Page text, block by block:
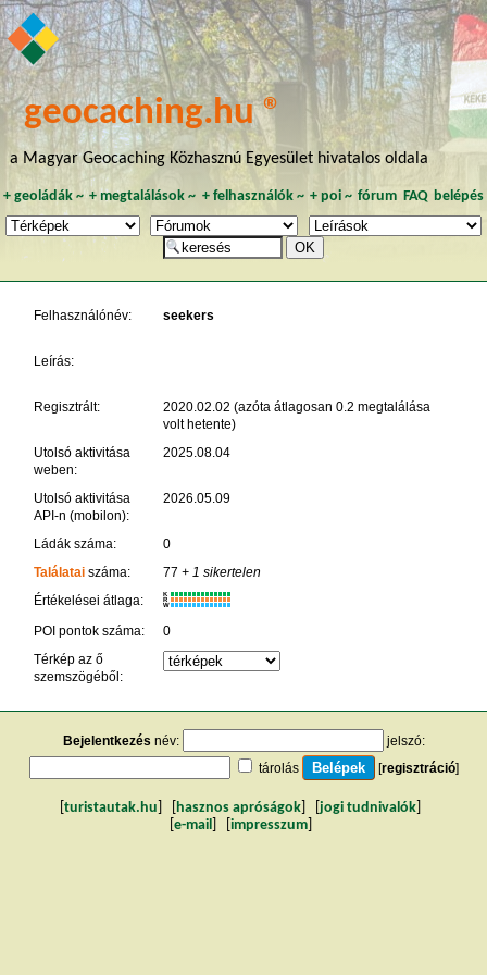
geocaching.hu ®
a Magyar Geocaching Közhasznú Egyesület hivatalos oldala
+ geoládák~ +megtalálások ~ + felhasználók~ + poi~ fórum FAQ belépés
Felhasználónév: seekers
Leírás:
Regisztrált:
2020.02.02 (azóta átlagosan 0.2 megtalálása
volt hetente)
Utolsó aktivitása
weben:
2025.08.04
Utolsó aktivitása
API-n (mobilon):
2026.05.09
Ládák száma:
0
Találataiszáma: 77 + 1 sikertelen
Értékelései átlaga:
K
R
W
POI pontok száma:
0
Térkép az ő
szemszögéből:
Bejelentkezés név:
jelszó:
tárolás
[regisztráció]
turistautak.hu hasznos apróságok jogi tudnivalók
e-mail impresszum]